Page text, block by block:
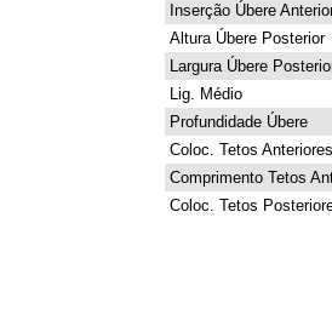
Inserção Úbere
Altura Úbere Posterior
Largura Úbere
Lig. Médio
Profundidade Úbere
Coloc. Tetos Anteriores
Comprimento Tetos
Coloc. Tetos